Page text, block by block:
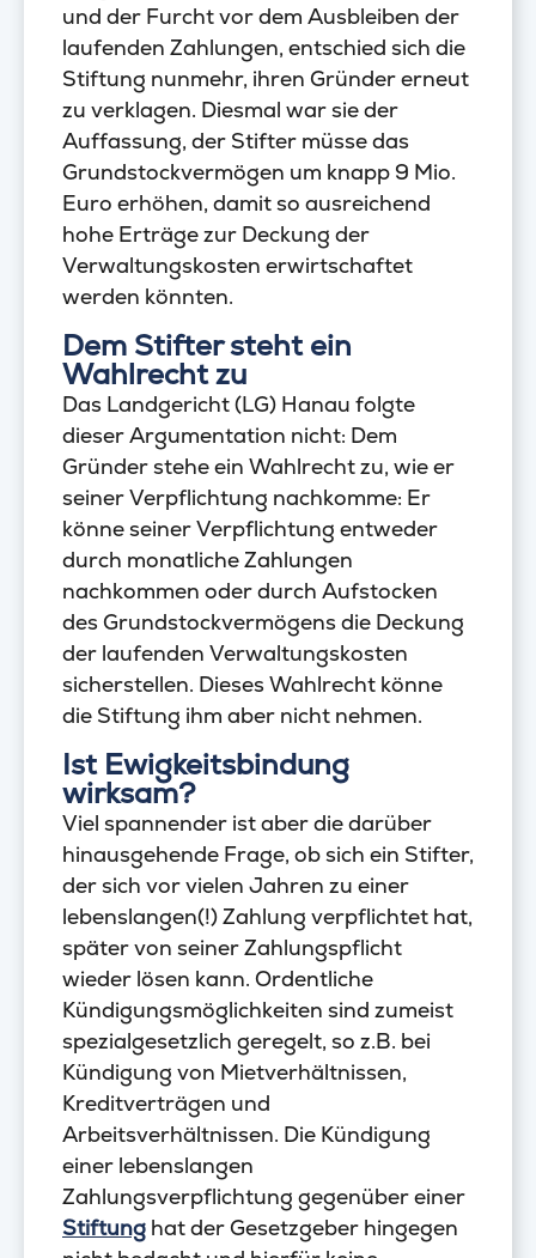
und der Furcht vor dem Ausbleiben der
laufenden Zahlungen, entschied sich die
Stiftung nunmehr, ihren Gründer erneut
zu verklagen. Diesmal war sie der
Auffassung, der Stifter müsse das
Grundstockvermögen um knapp 9 Mio.
Euro erhöhen, damit so ausreichend
hohe Erträge zur Deckung der
Verwaltungskosten erwirtschaftet
werden könnten.
Dem Stifter steht ein
Wahlrecht zu
Das Landgericht (LG) Hanau folgte
dieser Argumentation nicht: Dem
Gründer stehe ein Wahlrecht zu, wie er
seiner Verpflichtung nachkomme: Er
könne seiner Verpflichtung entweder
durch monatliche Zahlungen
nachkommen oder durch Aufstocken
des Grundstockvermögens die Deckung
der laufenden Verwaltungskosten
sicherstellen. Dieses Wahlrecht könne
die Stiftung ihm aber nicht nehmen.
Ist Ewigkeitsbindung
wirksam?
Viel spannender ist aber die darüber
hinausgehende Frage, ob sich ein Stifter,
der sich vor vielen Jahren zu einer
lebenslangen(!) Zahlung verpflichtet hat,
später von seiner Zahlungspflicht
wieder lösen kann. Ordentliche
Kündigungsmöglichkeiten sind zumeist
spezialgesetzlich geregelt, so z.B. bei
Kündigung von Mietverhältnissen,
Kreditverträgen und
Arbeitsverhältnissen. Die Kündigung
einer lebenslangen
Zahlungsverpflichtung gegenüber einer
Stiftung hat der Gesetzgeber hingegen